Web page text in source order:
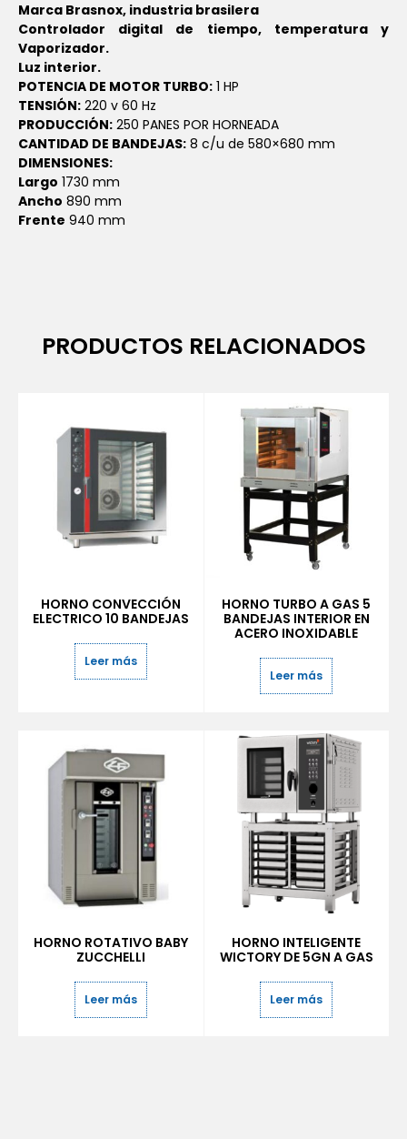
Marca Brasnox, industria brasilera
Controlador digital de tiempo, temperatura y
Vaporizador.
Luz interior.
POTENCIA DE MOTOR TURBO: 1 HP
TENSIÓN: 220 v 60 Hz
PRODUCCIÓN: 250 PANES POR HORNEADA
CANTIDAD DE BANDEJAS: 8 c/u de 580×680 mm
DIMENSIONES:
Largo 1730 mm
Ancho 890 mm
Frente 940 mm
PRODUCTOS RELACIONADOS
HORNO CONVECCIÓN
ELECTRICO 10 BANDEJAS
Leer más
HORNO TURBO A GAS 5
BANDEJAS INTERIOR EN
ACERO INOXIDABLE
Leer más
HORNO ROTATIVO BABY
ZUCCHELLI
Leer más
HORNO INTELIGENTE
WICTORY DE 5GN A GAS
Leer más